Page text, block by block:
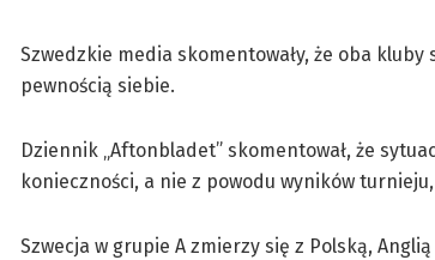
Szwedzkie media skomentowały, że oba
pewnością siebie.
Dziennik „Aftonbladet” skomentował, że
konieczności, a nie z powodu wyników
Szwecja w grupie A zmierzy się z Polską,